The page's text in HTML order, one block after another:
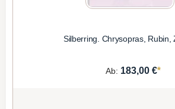
Silberring. Chrysopras, Rubin,
Ab: 183,00 €*